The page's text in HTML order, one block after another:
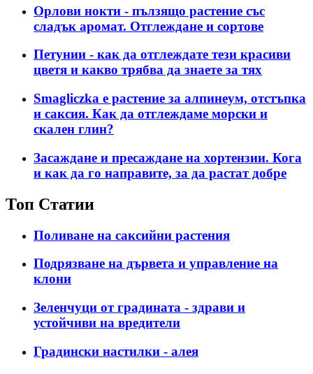
Орлови нокти - пълзящо растение със
сладък аромат. Отглеждане и сортове
Петунии - как да отглеждате тези красиви
цветя и какво трябва да знаете за тях
Smagliczka е растение за алпинеум, отстъпка
и саксия. Как да отглеждаме морски и
скален глин?
Засаждане и пресаждане на хортензии. Кога
и как да го направите, за да растат добре
Топ Статии
Поливане на саксийни растения
Подрязване на дървета и управление на
клони
Зеленчуци от градината - здрави и
устойчиви на вредители
Градински настилки - алея